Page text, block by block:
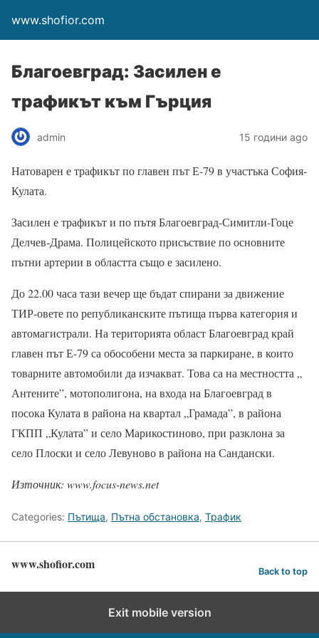
www.shofior.com
Благоевград: Засилен е
трафикът към Гърция
admin 15 години ago
Натоварен е трафикът по главен път Е-79 в участъка София-
Кулата.
Засилен е трафикът и по пътя Благоевград-Симитли-Гоце
Делчев-Драма. Полицейското присъствие по основните
пътни артерии в областта също е засилено.
До 22.00 часа тази вечер ще бъдат спирани за движение
ТИР-овете по републиканските пътища първа категория и
автомагистрали. На територията област Благоевград край
главен път Е-79 са обособени места за паркиране, в които
товарните автомобили да изчакват. Това са на местността „
Антените”, мотополигона, на входа на Благоевград в
посока Кулата в района на квартал „Грамада”, в района
ГКПП „Кулата” и село Марикостиново, при разклона за
село Плоски и село Левуново в района на Сандански.
Източник: www.focus-news.net
Categories: Пътища, Пътна обстановка, Трафик
www.shofior.com Back to top
Exit mobile version